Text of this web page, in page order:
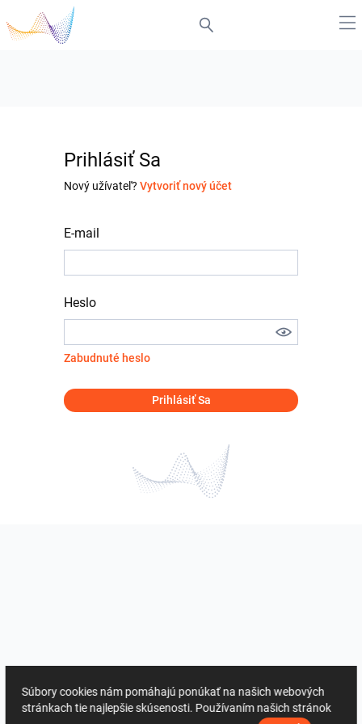
Prihlásiť Sa
Nový užívateľ? Vytvoriť nový účet
E-mail
Heslo
Zabudnuté heslo
Prihlásiť Sa
Súbory cookies nám pomáhajú ponúkať na našich webových
stránkach tie najlepšie skúsenosti. Používaním našich stránok